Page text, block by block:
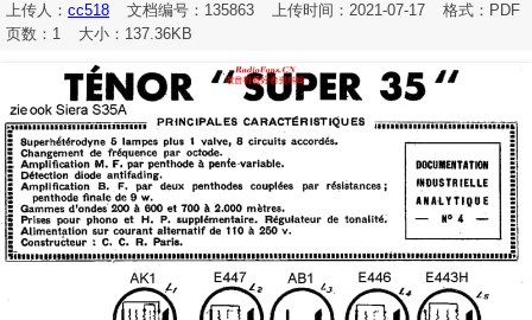
上传人： cc518 文档编号：135863 上传时间：2021-07-17
格式：PDF
页数：1
大小：137.36KB